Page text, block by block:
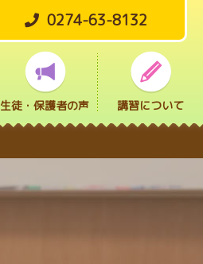
0274-63-8132
生徒・保護者の声 講習について